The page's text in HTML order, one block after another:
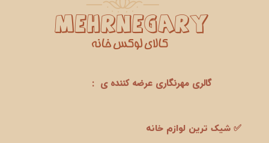
گالری مهرنگاری عرضه کننده ی :
✅ شیک ترین لوازم خانه